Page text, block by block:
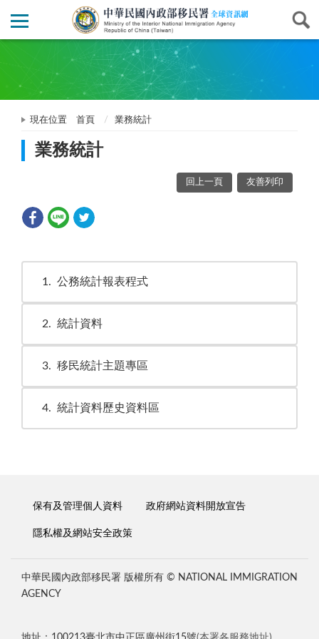
現在位置 首頁 業務統計
業務統計
回上一頁 友善列印
1 公務統計報表程式
2 統計資料
3 移民統計主題專區
4 統計資料歷史資料區
保有及管理個人資料 政府網站資料開放宣告
隱私權及網站安全政策
中華民國內政部移民署 版權所有 © NATIONAL IMMIGRATION
AGENCY